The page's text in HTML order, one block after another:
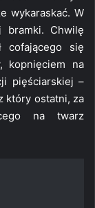
wykaraskać. W
bramki. Chwilę
cofającego się
kopnięciem na
pięściarskiej –
który ostatni, za
na twarz